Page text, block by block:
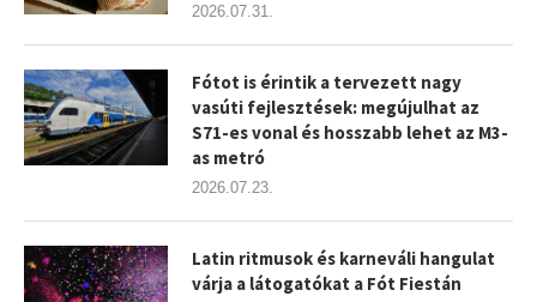
2026.07.31.
Fótot is érintik a tervezett nagy
vasúti fejlesztések: megújulhat az
S71-es vonal és hosszabb lehet az M3-
as metró
2026.07.23.
Latin ritmusok és karneváli hangulat
várja a látogatókat a Fót Fiestán